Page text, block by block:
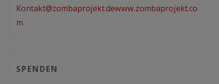
Kontakt@zombaprojekt.dewww.zombaprojekt.co
m
SPENDEN